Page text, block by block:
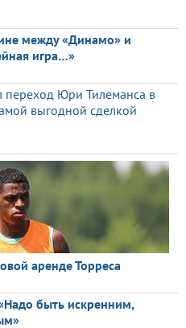
между «Динамо» и
игра…»
Юри Тилеманса в
выгодной сделкой
аренде Торреса
быть искренним,